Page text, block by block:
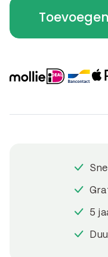
rechthoek
x
x
5